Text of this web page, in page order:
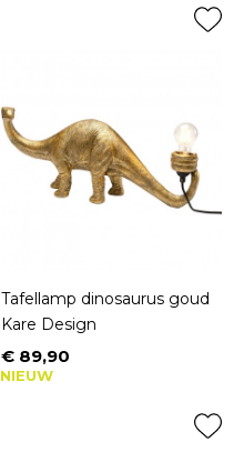
Tafellamp dinosaurus goud
Kare Design
Prijs
€ 89,90
NIEUW